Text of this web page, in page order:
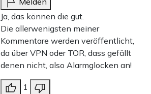
Ja, das können die gut.
Die allerwenigsten meiner
Kommentare werden veröffentlicht,
da über VPN oder TOR, dass gefällt
denen nicht, also Alarmglocken an!
1